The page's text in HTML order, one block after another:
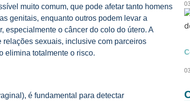
muito comum, que pode afetar tanto homens
genitais, enquanto outros podem levar a
especialmente o câncer do colo do útero. A
sexuais, inclusive com parceiros
elimina totalmente o risco.
é fundamental para detectar